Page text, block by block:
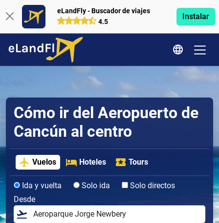
eLandFly - Buscador de viajes
4.5
Instalar
Cómo ir del Aeropuerto de
Cancún al centro
Vuelos Hoteles Tours
Ida y vuelta Solo ida
Solo directos
Desde